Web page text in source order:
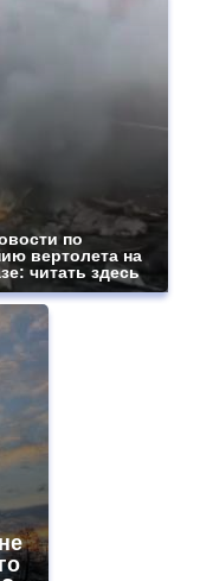
по
вертолета на
читать здесь